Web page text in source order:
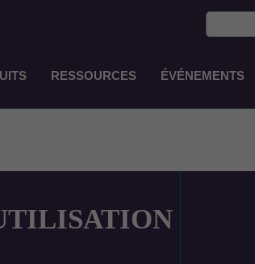
Main
RESSOURCES ÉVÉNEMENTS